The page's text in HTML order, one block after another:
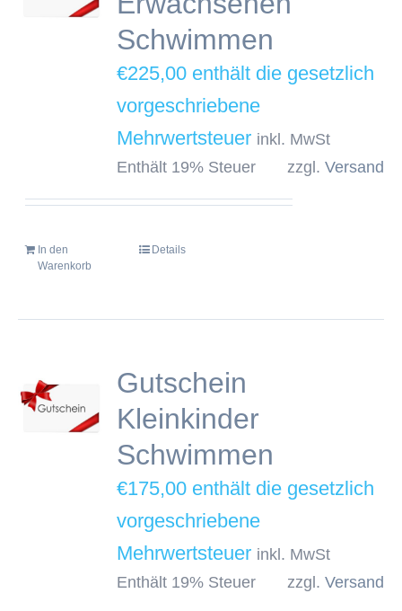
Schwimmen
€225,00
inkl. MwSt
Enthält 19% Steuer zzgl. Versand
In den
Warenkorb
Details
Gutschein
Kleinkinder
Schwimmen
€175,00
inkl. MwSt
Enthält 19% Steuer zzgl. Versand